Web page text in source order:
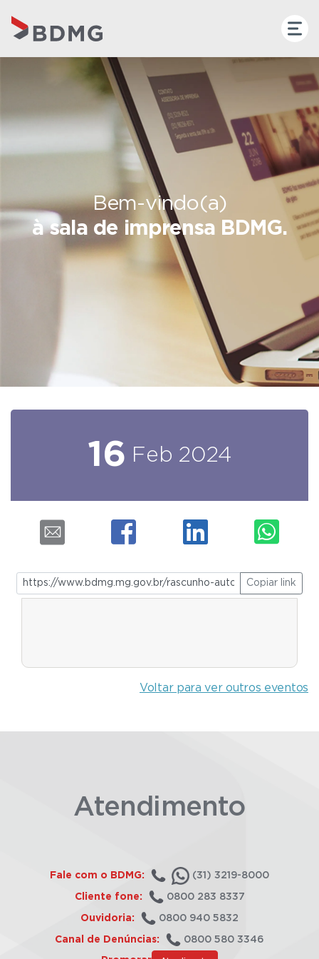
Bem-vindo(a)
à sala de imprensa BDMG.
16 Feb 2024
Copiar link
Voltar para ver outros eventos
Atendimento
Fale com o BDMG: (31) 3219-8000
Cliente fone: 0800 283 8337
Ouvidoria: 0800 940 5832
Canal de Denúncias: 0800 580 3346